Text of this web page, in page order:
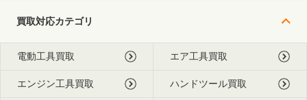
買取対応カテゴリ
電動工具買取 エア工具買取
エンジン工具買取 ハンドツール買取